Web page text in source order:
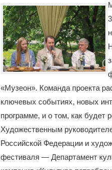
«Музеон». Команда проекта
ключевых событиях, новых
программе, и о том, как будет
Художественным
Российской Федерации и
фестиваля — Департамент